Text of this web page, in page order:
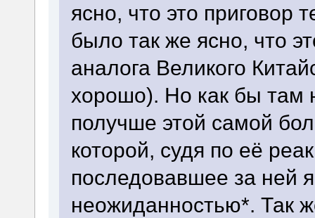
ясно, что это приговор
было так же ясно, что
аналога Великого
хорошо). Но как бы там
получше этой самой
которой, судя по её
последовавшее за ней
неожиданностью*. Так